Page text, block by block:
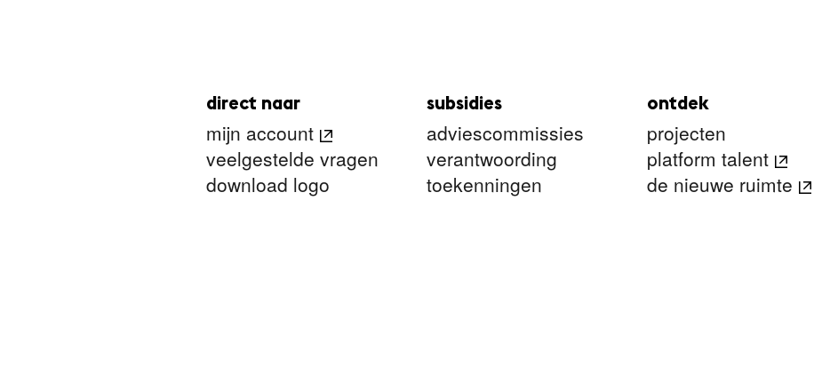
direct naar
mijn account
veelgestelde vragen
download logo
subsidies
adviescommissies
verantwoording
toekenningen
ontdek
projecten
platform talent
de nieuwe ruimte